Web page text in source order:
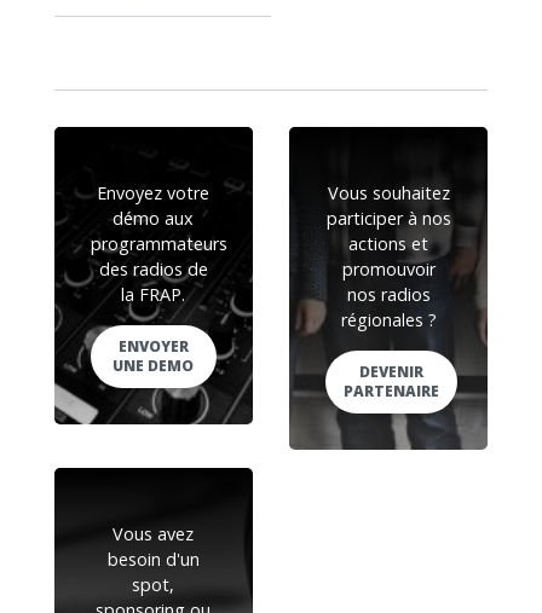
Envoyez votre
démo aux
programmateurs
des radios de
la FRAP.
ENVOYER
UNE DEMO
Vous souhaitez
participer à nos
actions et
promouvoir
nos radios
régionales ?
DEVENIR
PARTENAIRE
Vous avez
besoin d'un
spot,